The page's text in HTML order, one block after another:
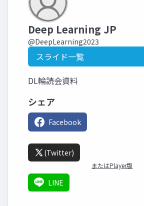
Deep Learning JP
@DeepLearning2023
スライド一覧
DL輪読会資料
シェア
Facebook
(Twitter)
またはPlayer版
LINE